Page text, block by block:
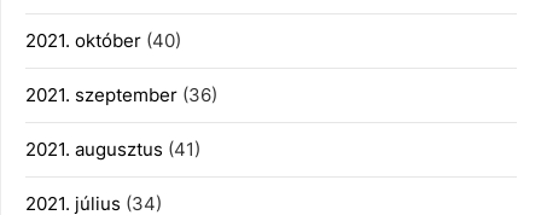
2021. október (40)
2021. szeptember (36)
2021. augusztus (41)
2021. július (34)